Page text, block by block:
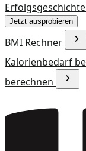
Jetzt ausprobieren
BMI Rechner
Kalorienbedarf
berechnen